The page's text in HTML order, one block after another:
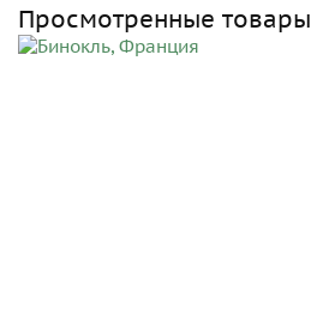
Просмотренные товары